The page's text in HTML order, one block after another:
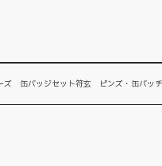
缶バッジセット符玄 ピンズ・缶バッチ